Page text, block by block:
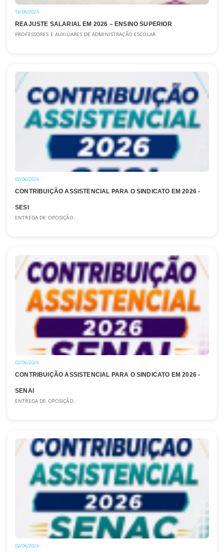
16/06/2026
REAJUSTE SALARIAL EM 2026 – ENSINO SUPERIOR
PROFESSORES E AUXILIARES DE ADMINISTRAÇÃO ESCOLAR
02/06/2026
CONTRIBUIÇÃO ASSISTENCIAL PARA O SINDICATO EM 2026 -
SESI
ENTREGA DE OPOSIÇÃO.
02/06/2026
CONTRIBUIÇÃO ASSISTENCIAL PARA O SINDICATO EM 2026 -
SENAI
ENTREGA DE OPOSIÇÃO.
02/06/2026